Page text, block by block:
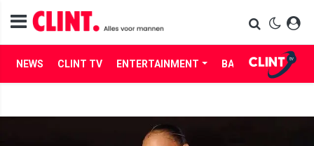
NEWS CLINT TV ENTERTAINMENT BABES LIFE